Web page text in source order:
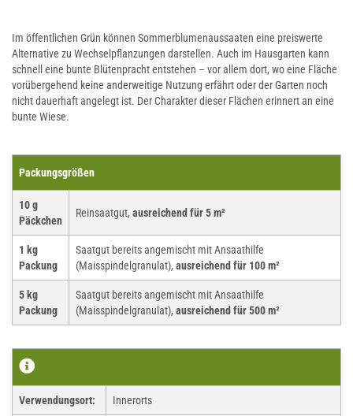
Im öffentlichen Grün können Sommerblumenaussaaten eine preiswerte
Alternative zu Wechselpflanzungen darstellen. Auch im Hausgarten kann
schnell eine bunte Blütenpracht entstehen – vor allem dort, wo eine Fläche
vorübergehend keine anderweitige Nutzung erfährt oder der Garten noch
nicht dauerhaft angelegt ist. Der Charakter dieser Flächen erinnert an eine
bunte Wiese.
Packungsgrößen
10 g
Päckchen
Reinsaatgut, ausreichend für 5 m²
1 kg
Packung
Saatgut bereits angemischt mit Ansaathilfe
(Maisspindelgranulat), ausreichend für 100 m²
5 kg
Packung
Saatgut bereits angemischt mit Ansaathilfe
(Maisspindelgranulat), ausreichend für 500 m²
Verwendungsort: Innerorts